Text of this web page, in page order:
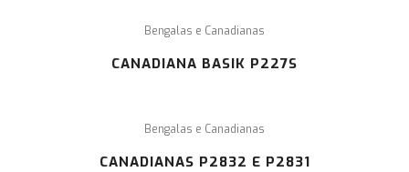
Bengalas e Canadianas
CANADIANA BASIK P227S
Bengalas e Canadianas
CANADIANAS P2832 E P2831